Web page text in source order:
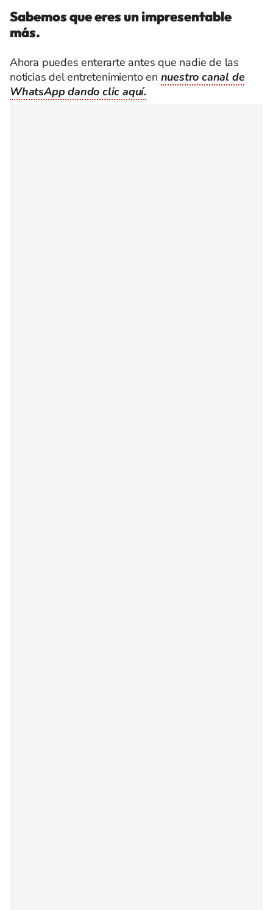
Sabemos que eres un impresentable
más.
Ahora puedes enterarte antes que nadie de las
noticias del entretenimiento en nuestro canal de
WhatsApp dando clic aquí.